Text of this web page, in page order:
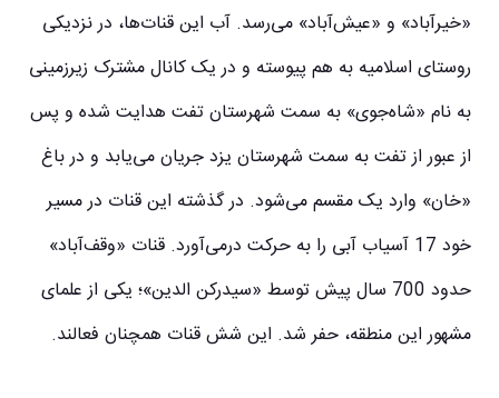
«خیرآباد» و «عیش‌آباد» می‌رسد. آب این قنات‌ها، در نزدیكی
روستای اسلامیه به هم پیوسته و در یک كانال مشترک زیرزمینی
به نام «شاه‌جوی» به سمت شهرستان تفت هدایت شده و پس
از عبور از تفت به سمت شهرستان یزد جریان می‌یابد و در باغ
«خان» وارد یک مقسم می‌شود. در گذشته این قنات در مسیر
خود 17 آسیاب آبی را به حرکت درمی‌آورد. قنات «وقف‌آباد»
حدود 700 سال پیش توسط «سیدركن الدین»؛ یكی از علمای
مشهور این منطقه، حفر شد. این شش قنات همچنان فعالند.